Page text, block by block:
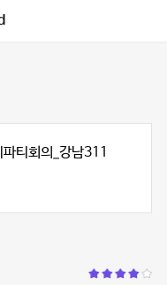
티회의_강남311